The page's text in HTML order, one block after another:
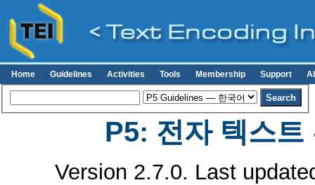
Home Guidelines Activities Tools Membership Support
P5: 전자 텍스트
Version 2.7.0. Last